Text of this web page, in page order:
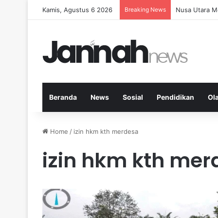
Kamis, Agustus 6 2026 Breaking News Memperkuat
Beranda News Sosial Pendidikan
Home / izin hkm kth merdesa
izin hkm kth